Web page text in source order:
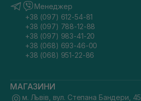
Менеджер
+38 (097) 612-54-81
+38 (097) 788-12-88
+38 (097) 983-41-20
+38 (068) 693-46-00
+38 (068) 951-22-86
МАГАЗИНИ
м. Львів, вул. Степана Бандери, 45